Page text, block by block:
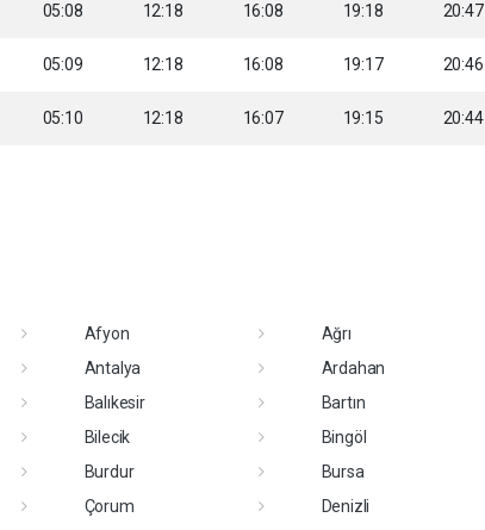
05:08 12:18 16:08 19:18 20:47
05:09 12:18 16:08 19:17 20:46
05:10 12:18 16:07 19:15 20:44
Afyon
Ağrı
Antalya
Ardahan
Balıkesir
Bartın
Bilecik
Bingöl
Burdur
Bursa
Çorum
Denizli